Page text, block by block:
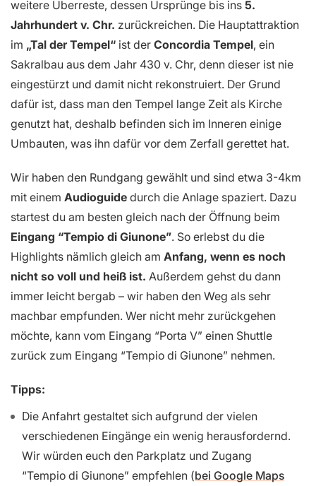
weitere Überreste, dessen Ursprünge bis ins 5.
Jahrhundert v. Chr. zurückreichen. Die Hauptattraktion
im „Tal der Tempel“ ist der Concordia Tempel, ein
Sakralbau aus dem Jahr 430 v. Chr, denn dieser ist nie
eingestürzt und damit nicht rekonstruiert. Der Grund
dafür ist, dass man den Tempel lange Zeit als Kirche
genutzt hat, deshalb befinden sich im Inneren einige
Umbauten, was ihn dafür vor dem Zerfall gerettet hat.
Wir haben den Rundgang gewählt und sind etwa 3-4km
mit einem Audioguide durch die Anlage spaziert. Dazu
startest du am besten gleich nach der Öffnung beim
Eingang “Tempio di Giunone”. So erlebst du die
Highlights nämlich gleich am Anfang, wenn es noch
nicht so voll und heiß ist. Außerdem gehst du dann
immer leicht bergab – wir haben den Weg als sehr
machbar empfunden. Wer nicht mehr zurückgehen
möchte, kann vom Eingang “Porta V” einen Shuttle
zurück zum Eingang “Tempio di Giunone” nehmen.
Tipps:
Die Anfahrt gestaltet sich aufgrund der vielen
verschiedenen Eingänge ein wenig herausfordernd.
Wir würden euch den Parkplatz und Zugang
“Tempio di Giunone” empfehlen (bei Google Maps